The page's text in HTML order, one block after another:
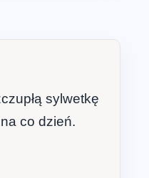
sylwetkę
co dzień.